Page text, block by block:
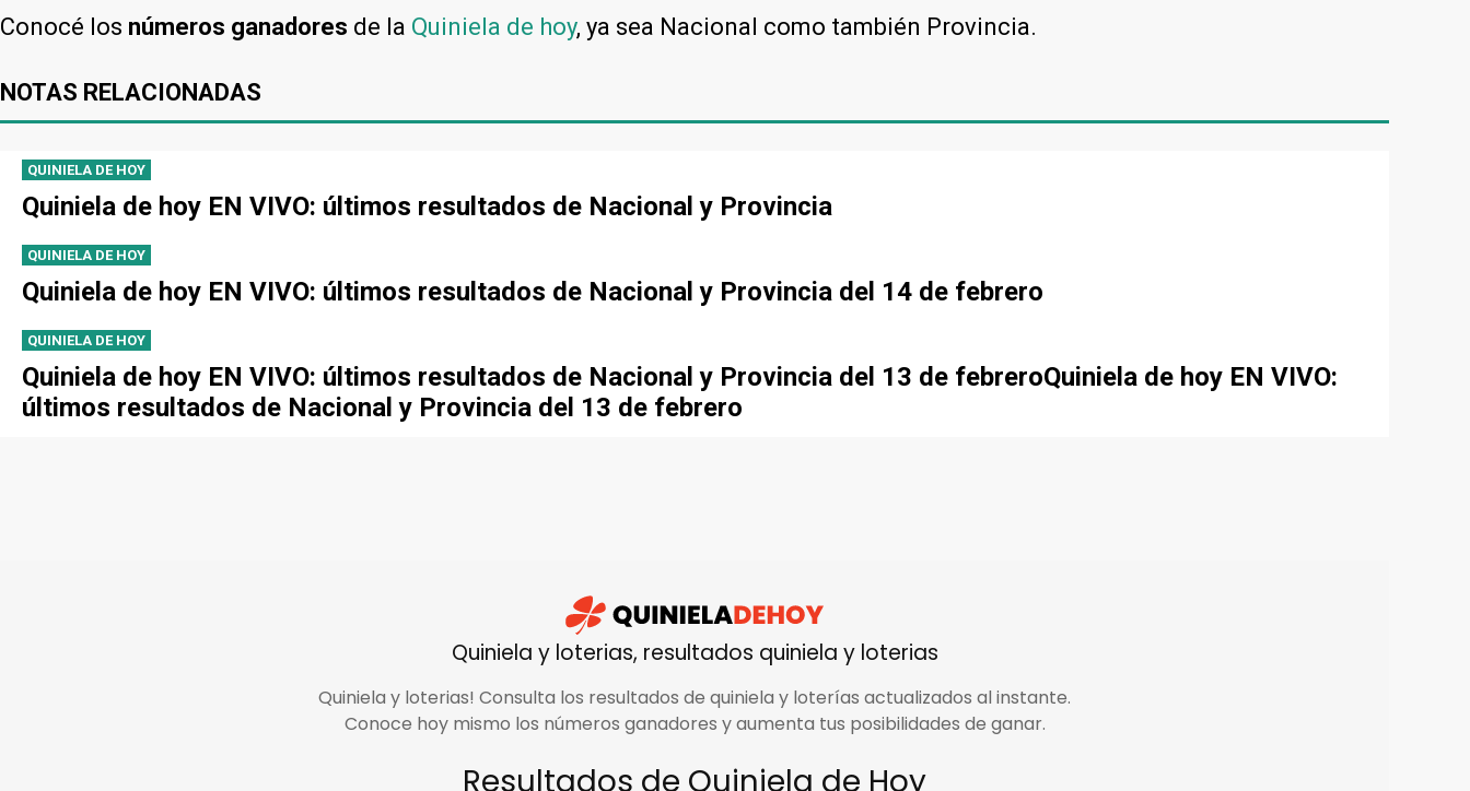
Conocé los números ganadores de la Quiniela de hoy, ya sea Nacional como también Provincia.
NOTAS RELACIONADAS
QUINIELA DE HOY
Quiniela de hoy EN VIVO: últimos resultados de Nacional y Provincia
QUINIELA DE HOY
Quiniela de hoy EN VIVO: últimos resultados de Nacional y Provincia del 14 de febrero
QUINIELA DE HOY
Quiniela de hoy EN VIVO: últimos resultados de Nacional y Provincia del 13 de febreroQuiniela de hoy EN VIVO:
últimos resultados de Nacional y Provincia del 13 de febrero